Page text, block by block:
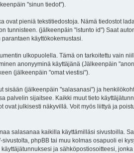
"sinun tiedot").
pieniä tekstitiedostoja. Nämä tiedostot
tunnisteen. (jälkeenpäin "istunto id") Saat
käyttökokemustasi.
ulkopuolella. Tämä on tarkoitettu vain
anonyyminä käyttäjänä (Jälkeenpäin
(jälkeenpäin "omat viestisi").
(jälkeenpäin "salasanasi") ja
palvelin sijaitsee. Kaikki muut tieto
julkisesti näkyvillä. Voit myös liittyä ja
salasanaa kaikilla käyttämilläsi sivustoilla.
phpBB tai muu kolmas osapuoli ei
ja sähköpostiosoitteesi,